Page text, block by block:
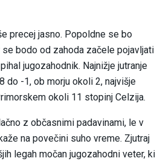
precej jasno. Popoldne se bo
bodo od zahoda začele pojavljati
jugozahodnik. Najnižje jutranje
do -1, ob morju okoli 2, najvišje
okoli 11 stopinj Celzija.
z občasnimi padavinami, le v
na povečini suho vreme. Zjutraj
legah močan jugozahodni veter, ki